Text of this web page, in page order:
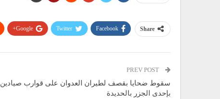
Share
Facebook
Twitter
Google+
سقوط ضحايا بقصف لطيران العدوان على قوارب صيادين
بإحدى الجزر بالحديدة